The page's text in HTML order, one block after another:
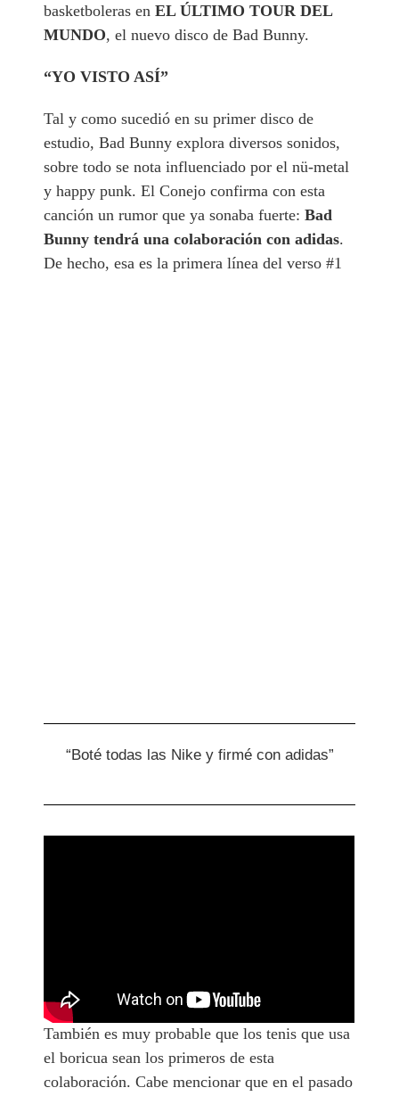
basketboleras enEL ÚLTIMO TOUR DEL
MUNDO, el nuevo disco de Bad Bunny.
“YO VISTO ASÍ”
Tal y como sucedió en su primer disco de
estudio, Bad Bunny explora diversos sonidos,
sobre todo se nota influenciado por el nü-metal
y happy punk. El Conejo confirma con esta
canción un rumor que ya sonaba fuerte:Bad
Bunny tendrá una colaboración con adidas.
De hecho, esa es la primera línea del verso #1
“Boté todas las Nike y firmé con adidas”
También es muy probable que los tenis que usa
el boricua sean los primeros de esta
colaboración. Cabe mencionar que en el pasado